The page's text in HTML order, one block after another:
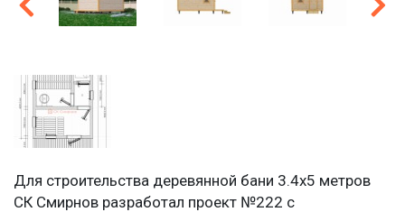
Для строительства деревянной бани 3.4х5 метров
СК Смирнов разработал проект №222 с